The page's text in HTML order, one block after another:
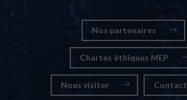
Nos partenaires
Chartes éthiques MEP
Nous visiter Contact